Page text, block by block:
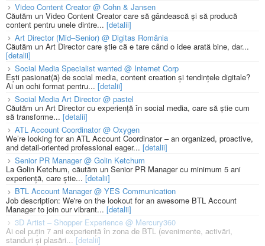
Video Content Creator @ Cohn & Jansen
Căutăm un Video Content Creator care să gândească și să producă
content pentru unele dintre... [detalii]
Art Director (Mid–Senior) @ Digitas România
Căutăm un Art Director care știe că e tare când o idee arată bine, dar...
[detalii]
Social Media Specialist wanted @ Internet Corp
Ești pasionat(ă) de social media, content creation și tendințele digitale?
Ai un ochi format pentru... [detalii]
Social Media Art Director @ pastel
Căutăm un Art Director cu experiență în social media, care să știe cum
să transforme... [detalii]
ATL Account Coordinator @ Oxygen
We’re looking for an ATL Account Coordinator – an organized, proactive,
and detail-oriented professional eager... [detalii]
Senior PR Manager @ Golin Ketchum
La Golin Ketchum, căutăm un Senior PR Manager cu minimum 5 ani
experiență, care știe... [detalii]
BTL Account Manager @ YES Communication
Job description: We're on the lookout for an awesome BTL Account
Manager to join our vibrant... [detalii]
3D Artist – Shopper Experience @ Mercury360
Ai cel puțin 7 ani experiență în zona de BTL (evenimente, activări,
standuri și plasări...[detalii]